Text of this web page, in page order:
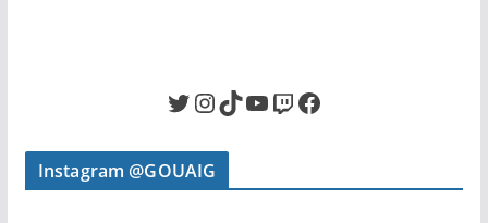
Twitter InstagramTikTok YouTube Twitch Facebook
Instagram @GOUAIG